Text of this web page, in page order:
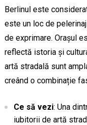
Berlinul este
este un loc de
de exprimare. Orașul
reflectă istoria și
artă stradală sunt
creând o combinație
Ce să vezi: Una
iubitorii de artă